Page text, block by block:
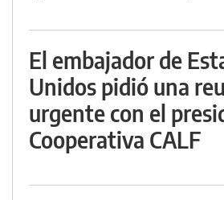
El embajador de
Unidos pidió una
urgente con el
Cooperativa CALF